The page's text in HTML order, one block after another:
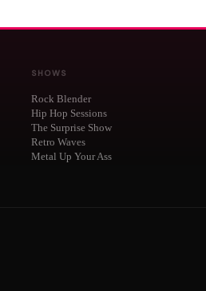
SHOWS
Rock Blender
Hip Hop Sessions
The Surprise Show
Retro Waves
Metal Up Your Ass